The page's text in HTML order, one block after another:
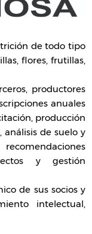
de todo tipo
flores, frutillas,
productores
anuales
producción
análisis de suelo y
y gestión
de sus socios y
intelectual,